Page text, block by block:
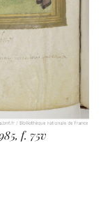
f. 75v